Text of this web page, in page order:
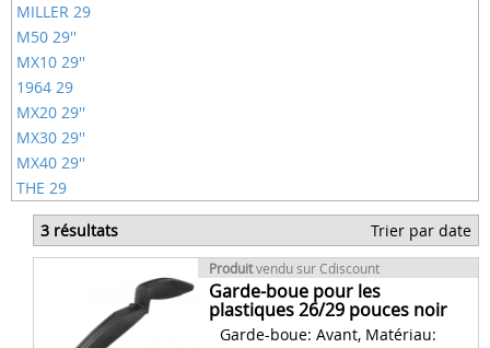
MILLER 29
M50 29''
MX10 29''
1964 29
MX20 29''
MX30 29''
MX40 29''
THE 29
3 résultats Trier par date
Produitvendu sur Cdiscount
Garde-boue pour les
plastiques 26/29 pouces noir
Garde-boue: Avant, Matériau: